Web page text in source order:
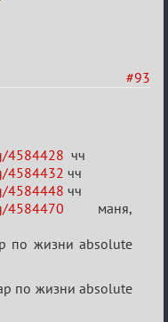
#93
4584428 чч
4584432 чч
4584448 чч
4584470 маня,
по жизни absolute
по жизни absolute